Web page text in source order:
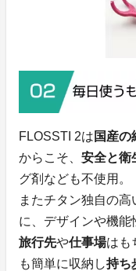
FLOSSTI 2は 国産の
からこそ、 安全と衛
グ剤なども不使用。
またチタン独自の高
に、デザインや機能
旅行先や仕事場はも
も簡単に収納し持ち